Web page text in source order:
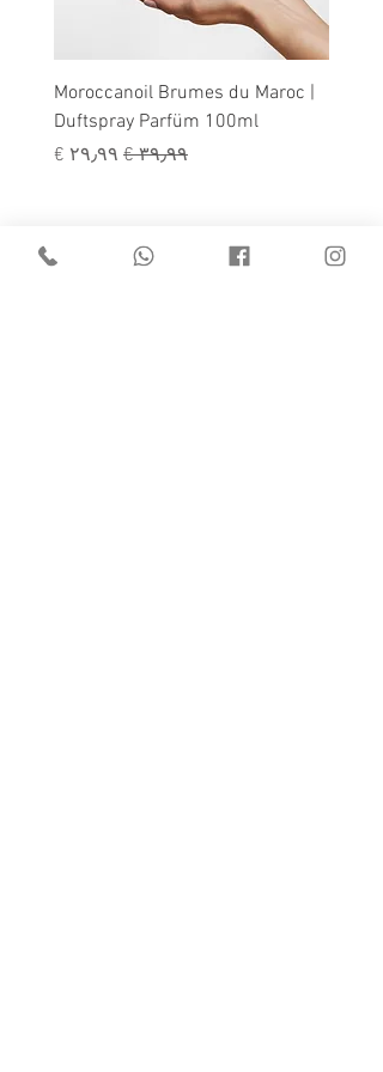
Moroccanoil Brumes du Maroc |
Duftspray Parfüm 100ml
سعر عاديسعر البيع